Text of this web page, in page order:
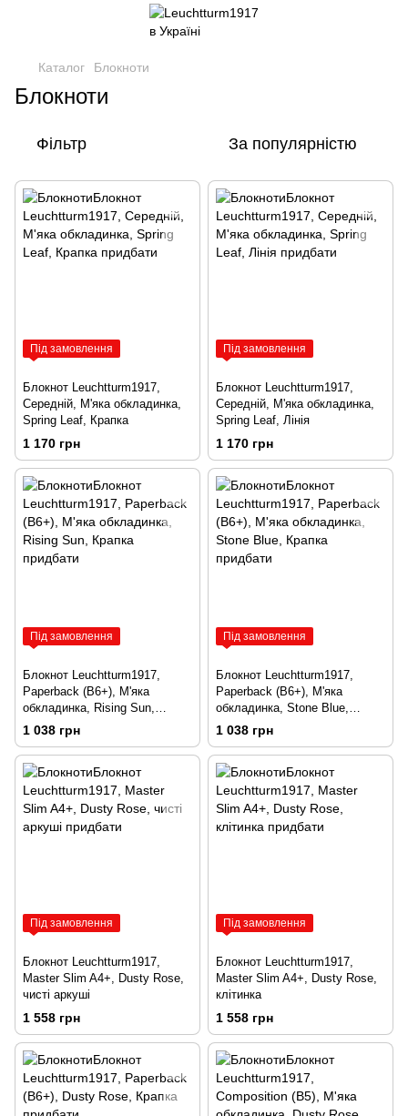
Каталог Блокноти
Блокноти
Фільтр За популярністю
Під замовлення
Блокнот Leuchtturm1917,
Середній, М'яка обкладинка,
Spring Leaf, Крапка
1 170 грн
Під замовлення
Блокнот Leuchtturm1917,
Середній, М'яка обкладинка,
Spring Leaf, Лінія
1 170 грн
Під замовлення
Блокнот Leuchtturm1917,
Paperback (B6+), М'яка
обкладинка, Rising Sun,
Крапка
1 038 грн
Під замовлення
Блокнот Leuchtturm1917,
Paperback (B6+), М'яка
обкладинка, Stone Blue,
Крапка
1 038 грн
Під замовлення
Блокнот Leuchtturm1917,
Master Slim A4+, Dusty Rose,
чисті аркуші
1 558 грн
Під замовлення
Блокнот Leuchtturm1917,
Master Slim A4+, Dusty Rose,
клітинка
1 558 грн